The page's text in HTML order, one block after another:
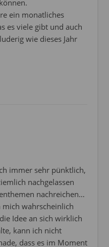
ein monatliches
es viele gibt und auch
wie dieses Jahr
immer sehr pünktlich,
nachgelassen
nachreichen…
mich wahrscheinlich
Idee an sich wirklich
kann ich nicht
dass es im Moment